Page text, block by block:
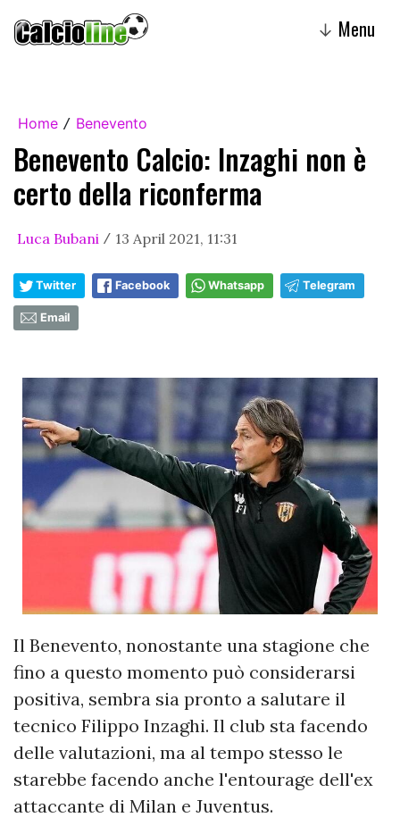
↓ Menu
Home / Benevento
Benevento Calcio: Inzaghi non è
certo della riconferma
Luca Bubani / 13 April 2021, 11:31
Twitter Facebook Whatsapp Telegram
Email
Il Benevento, nonostante una stagione che
fino a questo momento può considerarsi
positiva, sembra sia pronto a salutare il
tecnico Filippo Inzaghi. Il club sta facendo
delle valutazioni, ma al tempo stesso le
starebbe facendo anche l'entourage dell'ex
attaccante di Milan e Juventus.